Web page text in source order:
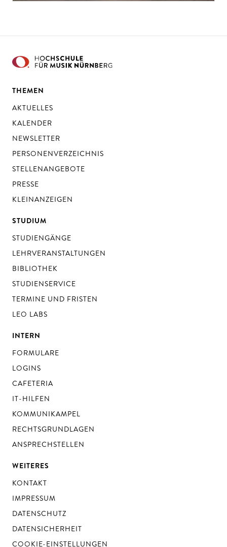
THEMEN
AKTUELLES
KALENDER
NEWSLETTER
PERSONENVERZEICHNIS
STELLENANGEBOTE
PRESSE
KLEINANZEIGEN
STUDIUM
STUDIENGÄNGE
LEHRVERANSTALTUNGEN
BIBLIOTHEK
STUDIENSERVICE
TERMINE UND FRISTEN
LEO LABS
INTERN
FORMULARE
LOGINS
CAFETERIA
IT-HILFEN
KOMMUNIKAMPEL
RECHTSGRUNDLAGEN
ANSPRECHSTELLEN
WEITERES
KONTAKT
IMPRESSUM
DATENSCHUTZ
DATENSICHERHEIT
COOKIE-EINSTELLUNGEN